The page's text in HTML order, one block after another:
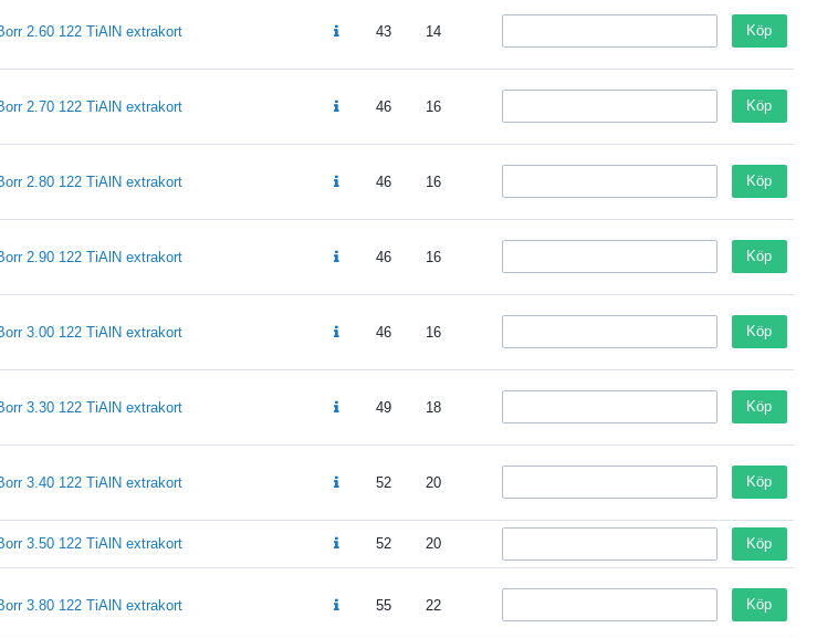
2.60 122 TiAlN extrakort 43 14 Köp
2.70 122 TiAlN extrakort 46 16 Köp
2.80 122 TiAlN extrakort 46 16 Köp
2.90 122 TiAlN extrakort 46 16 Köp
3.00 122 TiAlN extrakort 46 16 Köp
3.30 122 TiAlN extrakort 49 18 Köp
3.40 122 TiAlN extrakort 52 20 Köp
3.50 122 TiAlN extrakort 52 20 Köp
3.80 122 TiAlN extrakort 55 22 Köp